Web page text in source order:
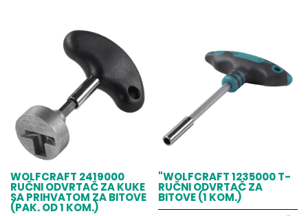
WOLFCRAFT 2419000
RUČNI ODVRTAČ ZA KUKE
SA PRIHVATOM ZA BITOVE
(PAK. OD 1 KOM.)
"WOLFCRAFT 1235000 T-
RUČNI ODVRTAČ ZA
BITOVE (1 KOM.)